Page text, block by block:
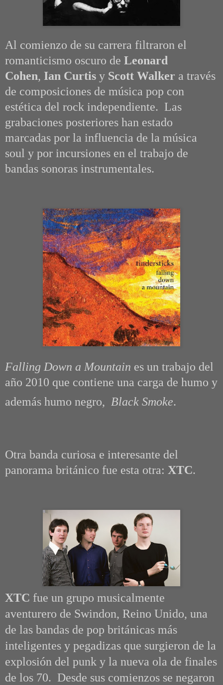
Al comienzo de su carrera filtraron el
romanticismo oscuro de Leonard
Cohen, Ian Curtis y Scott Walker a través
de composiciones de música pop con
estética del rock independiente. Las
grabaciones posteriores han estado
marcadas por la influencia de la música
soul y por incursiones en el trabajo de
bandas sonoras instrumentales.
Falling Down a Mountain es un trabajo del
año 2010 que contiene una carga de humo y
además humo negro, Black Smoke.
Otra banda curiosa e interesante del
panorama británico fue esta otra: XTC.
XTC fue un grupo musicalmente
aventurero de Swindon, Reino Unido, una
de las bandas de pop británicas más
inteligentes y pegadizas que surgieron de la
explosión del punk y la nueva ola de finales
de los 70. Desde sus comienzos se negaron